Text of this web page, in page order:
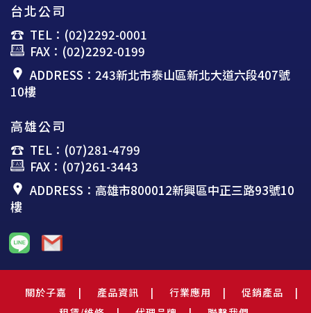
台北公司
TEL：(02)2292-0001
FAX：(02)2292-0199
ADDRESS：243新北市泰山區新北大道六段407號
10樓
高雄公司
TEL：(07)281-4799
FAX：(07)261-3443
ADDRESS：高雄市800012新興區中正三路93號10
樓
關於子嘉 產品資訊 行業應用
促銷產品